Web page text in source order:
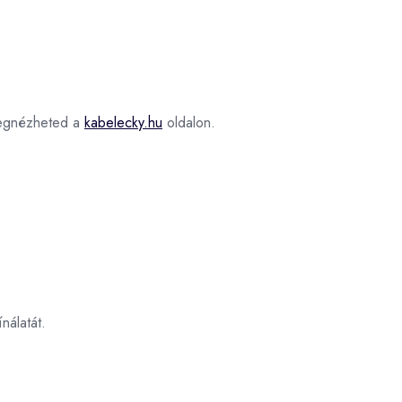
a kabelecky.hu oldalon.